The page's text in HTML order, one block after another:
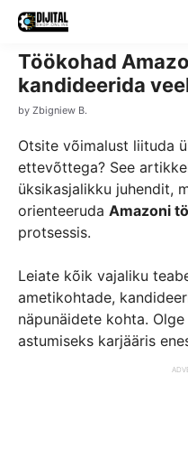
Skip
content
Töökohad
kandideerida
by Zbigniew B.
Otsite võimalust liituda
ettevõttega? See
üksikasjalikku juhendit,
orienteeruda Amazoni
protsessis.
Leiate kõik vajaliku
ametikohtade,
näpunäidete kohta.
astumiseks karjääris